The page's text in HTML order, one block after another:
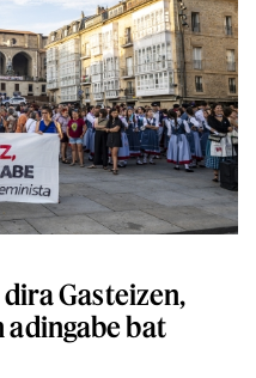
Gasteizen,
bat